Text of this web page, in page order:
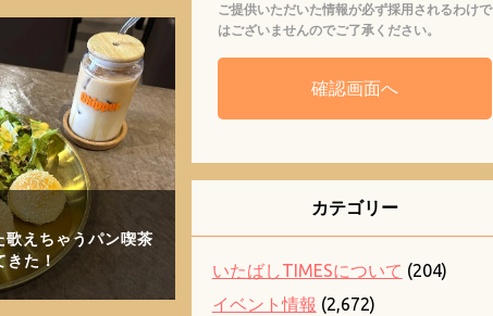
えちゃうパン喫茶
きた！
ご提供いただいた情報が必ず採用されるわけで
はございませんのでご了承ください。
カテゴリー
いたばしTIMESについて (204)
イベント情報 (2,672)